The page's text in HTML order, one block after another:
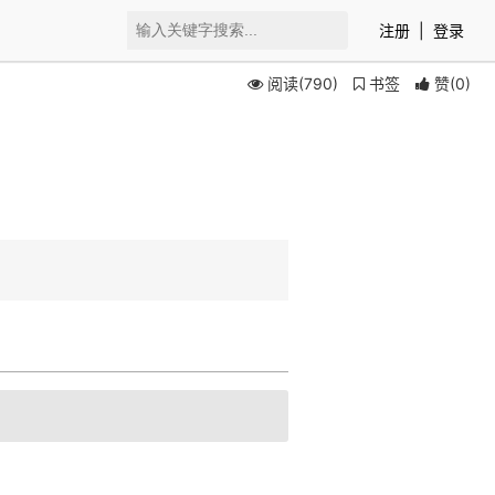
注册 登录
阅读(790) 书签 赞(0)